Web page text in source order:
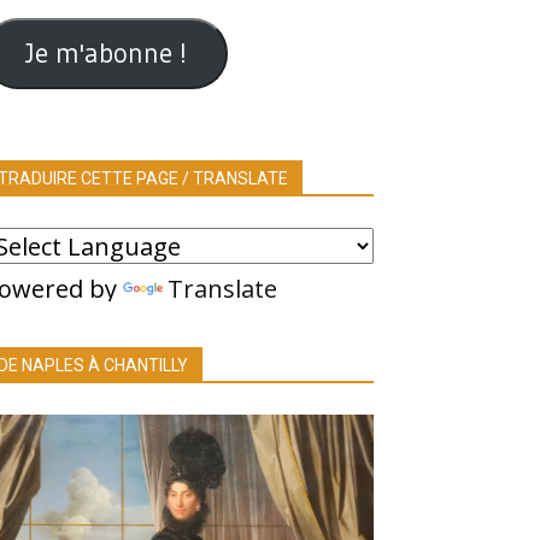
Je m'abonne !
CETTE PAGE / TRANSLATE
by Translate
NAPLES À CHANTILLY